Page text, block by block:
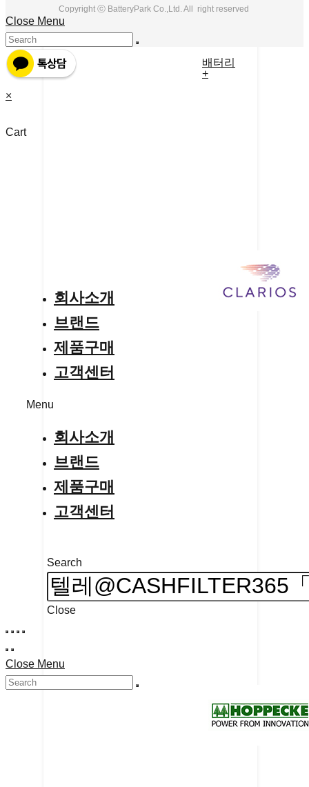
배터리
+
Copyright ⓒ BatteryPark Co.,Ltd. All right reserved
Close Menu
×
Cart
회사소개
브랜드
제품구매
고객센터
Menu
회사소개
브랜드
제품구매
고객센터
Search
Close
Close Menu